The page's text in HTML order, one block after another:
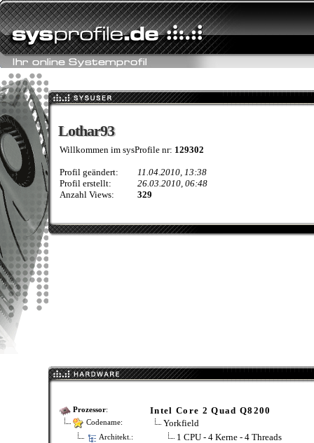
Lothar93
Lothar93
Willkommen im sysProfile nr: 129302
Profil geändert:
11.04.2010, 13:38
Profil erstellt:
26.03.2010, 06:48
Anzahl Views:
329
Prozessor: Intel Core 2 Quad Q8200
Codename: Yorkfield
Architekt.: 1 CPU - 4 Kerne - 4 Threads